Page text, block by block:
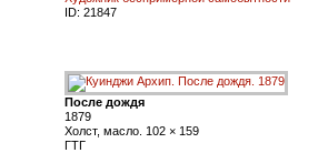
ID: 21847
После дождя
1879
Холст, масло. 102 × 159
ГТГ